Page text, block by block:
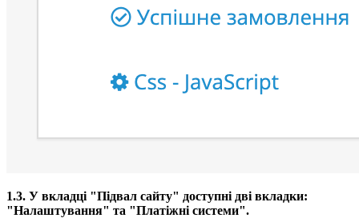
1.3. У вкладці "Підвал сайту" доступні дві вкладки:
"Налаштування" та "Платіжні системи".​